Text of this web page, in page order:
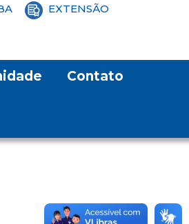
EXTENSÃO
Contato